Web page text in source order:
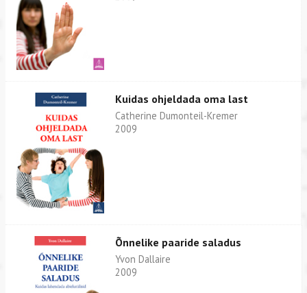
Kuidas ohjeldada oma last
Catherine Dumonteil-Kremer
2009
Õnnelike paaride saladus
Yvon Dallaire
2009